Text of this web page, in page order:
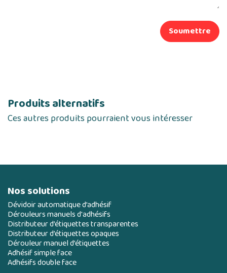
Soumettre
Produits alternatifs
Ces autres produits pourraient vous intéresser
Nos solutions
Dévidoir automatique d’adhésif
Dérouleurs manuels d'adhésifs
Distributeur d’étiquettes transparentes
Distributeur d’étiquettes opaques
Dérouleur manuel d’étiquettes
Adhésif simple face
Adhésifs double face